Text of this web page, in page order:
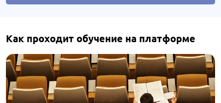
Как проходит обучение на платформе